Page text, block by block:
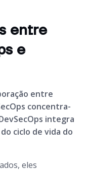
entre
e
entre
concentra-
integra
ciclo de vida do
eles